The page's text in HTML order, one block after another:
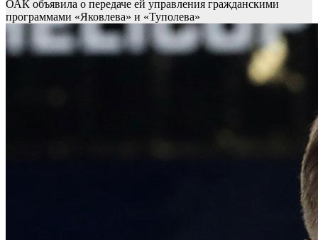
ОАК объявила о передаче ей управления гражданскими
программами «Яковлева» и «Туполева»